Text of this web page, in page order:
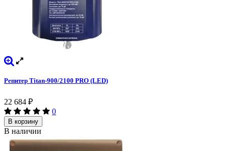
Репитер Titan-900/2100 PRO (LED)
22 684 ₽
0
В корзину
В наличии